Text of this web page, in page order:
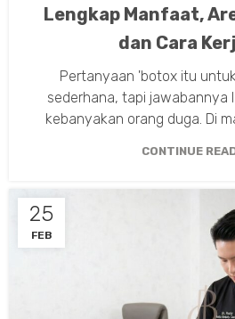
Lengkap Manfaat,
dan Cara
Pertanyaan 'botox itu
sederhana, tapi jawabannya
kebanyakan orang duga. Di
CONTINUE
25
FEB